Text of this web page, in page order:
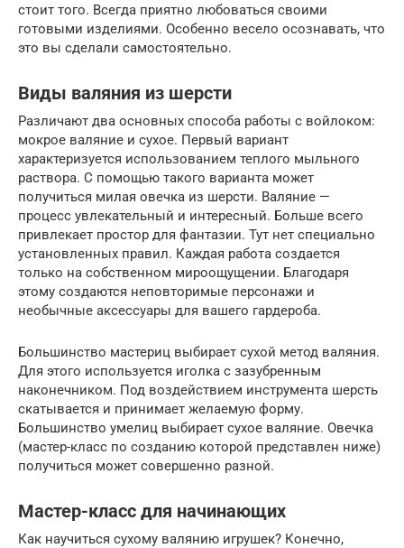
стоит того. Всегда приятно любоваться своими
готовыми изделиями. Особенно весело осознавать, что
это вы сделали самостоятельно.
Виды валяния из шерсти
Различают два основных способа работы с войлоком:
мокрое валяние и сухое. Первый вариант
характеризуется использованием теплого мыльного
раствора. С помощью такого варианта может
получиться милая овечка из шерсти. Валяние —
процесс увлекательный и интересный. Больше всего
привлекает простор для фантазии. Тут нет специально
установленных правил. Каждая работа создается
только на собственном мироощущении. Благодаря
этому создаются неповторимые персонажи и
необычные аксессуары для вашего гардероба.
Большинство мастериц выбирает сухой метод валяния.
Для этого используется иголка с зазубренным
наконечником. Под воздействием инструмента шерсть
скатывается и принимает желаемую форму.
Большинство умелиц выбирает сухое валяние. Овечка
(мастер-класс по созданию которой представлен ниже)
получиться может совершенно разной.
Мастер-класс для начинающих
Как научиться сухому валянию игрушек? Конечно,